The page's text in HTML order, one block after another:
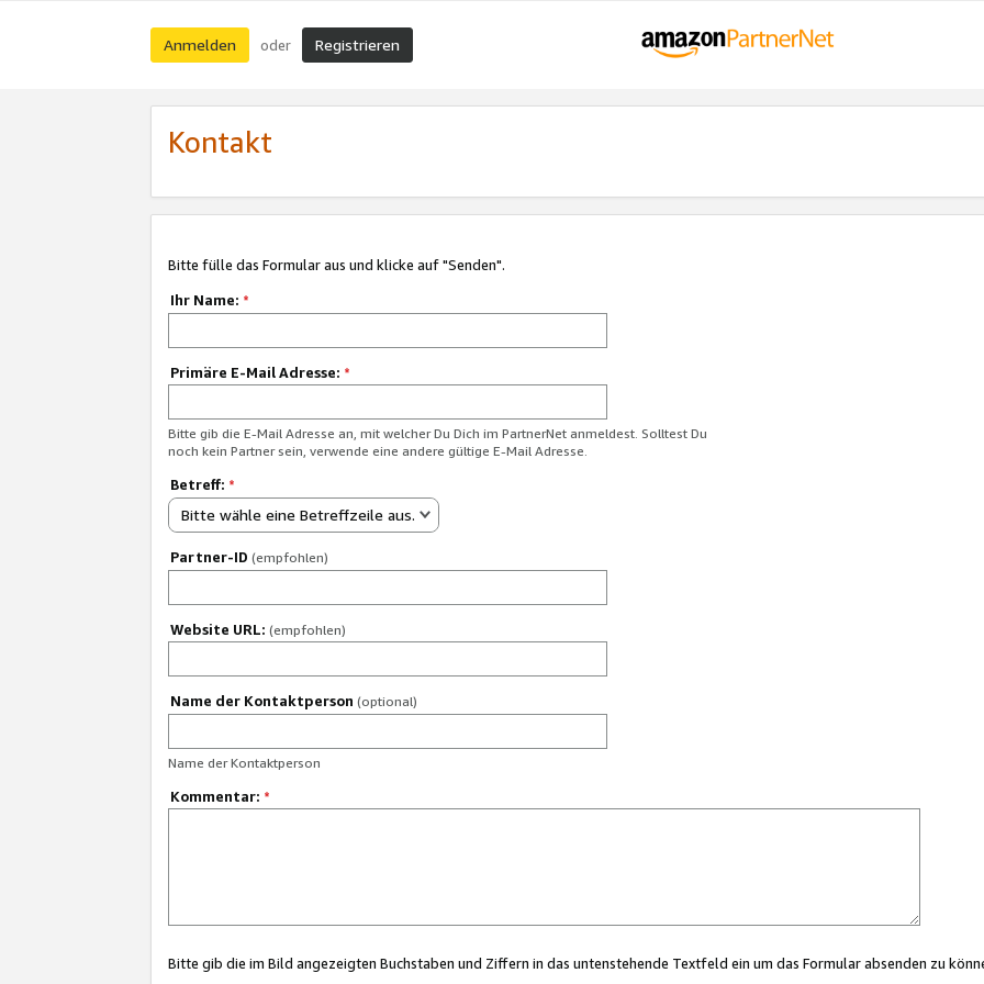
Anmelden oder Registrieren
Kontakt
Bitte fülle das Formular aus und klicke auf "Senden".
Ihr Name: *
Primäre E-Mail Adresse: *
Bitte gib die E-Mail Adresse an, mit welcher Du Dich im PartnerNet anmeldest. Solltest Du
noch kein Partner sein, verwende eine andere gültige E-Mail Adresse.
Betreff: *
Bitte wähle eine Betreffzeile aus.
Partner-ID (empfohlen)
Website URL: (empfohlen)
Name der Kontaktperson (optional)
Name der Kontaktperson
Kommentar: *
Bitte gib die im Bild angezeigten Buchstaben und Ziffern in das untenstehende Textfeld ein um das Formular absenden zu